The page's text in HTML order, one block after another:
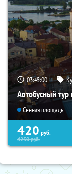
03:44:59
Автобусный тур
Сенная площадь
420 руб.
4230руб.